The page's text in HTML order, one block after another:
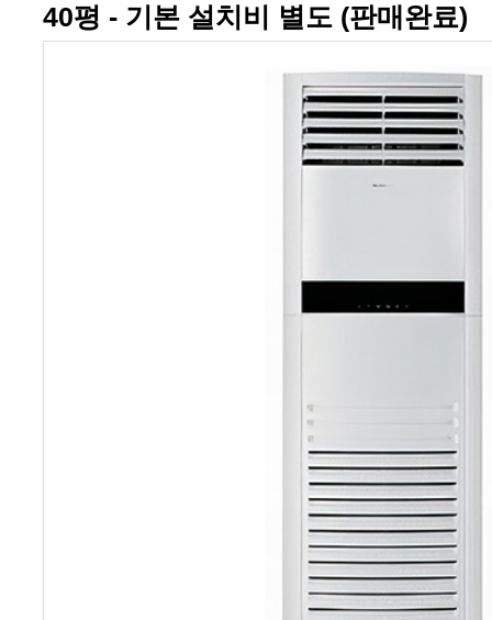
40평 - 기본 설치비 별도 (판매완료)